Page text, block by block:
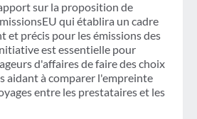
sur la proposition de
qui établira un cadre
et précis pour les émissions des
est essentielle pour
d'affaires de faire des choix
aidant à comparer l'empreinte
entre les prestataires et les